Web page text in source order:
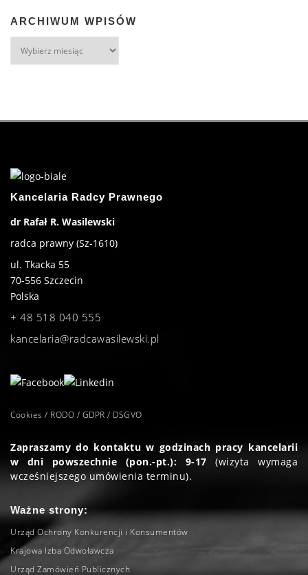
ARCHIWUM WPISÓW
Kancelaria Radcy Prawnego
dr Rafał R. Wasilewski
radca prawny (Sz-1610)
ul. Tkacka 55
70-556 Szczecin
Polska
+ 48 518 040 555
kancelaria@radcawasilewski.pl
Cookies / RODO / GDPR / DSGVO
Zapraszamy do kontaktu w godzinach pracy kancelarii
w dni powszechnie (pon.-pt.): 9-17 (wizyta wymaga
wcześniejszego umówienia terminu).
Ważne strony:
Urząd Ochrony Konkurencji i Konsumentów
Krajowa Izba Odwoławcza
Urząd Zamówień Publicznych